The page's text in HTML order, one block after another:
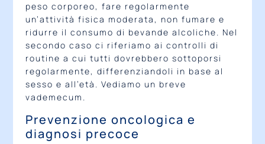
peso corporeo, fare regolarmente
un’attività fisica moderata, non fumare e
ridurre il consumo di bevande alcoliche. Nel
secondo caso ci riferiamo ai controlli di
routine a cui tutti dovrebbero sottoporsi
regolarmente, differenziandoli in base al
sesso e all’età. Vediamo un breve
vademecum.
Prevenzione oncologica e
diagnosi precoce